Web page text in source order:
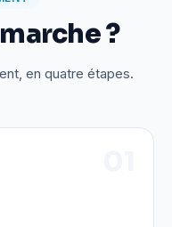
?
en quatre étapes.